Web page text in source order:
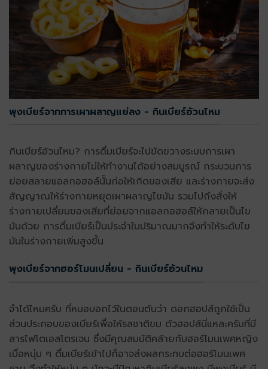
พุงเบียร์จากการเผาผลาญแย่ลง - กินเบียร์อ้วนไหม
กินเบียร์อ้วนไหม? การดื่มเบียร์จะไปขัดขวางระบบการเผา
ผลาญของร่างกายไม่ให้ทำงานได้อย่างสมบูรณ์ กระบวนการ
ย่อยสลายแอลกอฮอล์นั้นก่อให้เกิดของเสีย และร่างกายจะส่ง
สัญญาณให้ร่างกายหยุดเผาผลาญไขมัน รวมไปถึงสั่งให้
ร่างกายเปลี่ยนของเสียที่ย่อยจากแอลกอฮอล์ให้กลายเป็นไข
มันด้วย การดื่มเบียร์เป็นประจำในปริมาณมากจึงทำให้ระดับไข
มันในร่างกายเพิ่มสูงขึ้น
พุงเบียร์จากฮอร์โมนเปลี่ยน - กินเบียร์อ้วนไหม
จำได้ไหมครับ ที่หมอบอกไว้ในตอนต้นว่า ดอกฮอปส์ถูกใช้เป็น
ส่วนประกอบของเบียร์เพื่อให้รสชาติขม ตัวฮอปส์นี่แหละครับที่มี
สารไฟโตเอสโตรเจน ซึ่งมีคุณสมบัติคล้ายกับฮอร์โมนเพศหญิง
เมื่อหนุ่ม ๆ ดื่มเบียร์เข้าไปก็อาจส่งผลกระทบต่อฮอร์โมนเพศ